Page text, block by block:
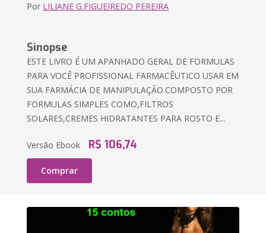
Por LILIANE G.FIGUEIREDO PEREIRA
Sinopse
ESTE LIVRO É UM APANHADO GERAL DE FORMULAS
PARA VOCÊ PROFISSIONAL FARMACÊUTICO USAR EM
SUA FARMÁCIA DE MANIPULAÇÃO.COMPOSTO POR
FORMULAS SIMPLES COMO,FILTROS
SOLARES,CREMES HIDRATANTES PARA ROSTO E...
Versão Ebook R$ 106,74
Comprar